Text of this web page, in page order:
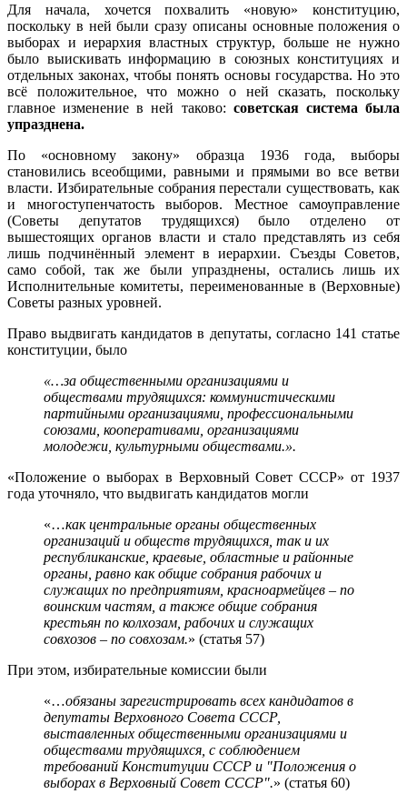
Для начала, хочется похвалить «новую» конституцию,
поскольку в ней были сразу описаны основные положения о
выборах и иерархия властных структур, больше не нужно
было выискивать информацию в союзных конституциях и
отдельных законах, чтобы понять основы государства. Но это
всё положительное, что можно о ней сказать, поскольку
главное изменение в ней таково: советская система была
упразднена.
По «основному закону» образца 1936 года, выборы
становились всеобщими, равными и прямыми во все ветви
власти. Избирательные собрания перестали существовать, как
и многоступенчатость выборов. Местное самоуправление
(Советы депутатов трудящихся) было отделено от
вышестоящих органов власти и стало представлять из себя
лишь подчинённый элемент в иерархии. Съезды Советов,
само собой, так же были упразднены, остались лишь их
Исполнительные комитеты, переименованные в (Верховные)
Советы разных уровней.
Право выдвигать кандидатов в депутаты, согласно 141 статье
конституции, было
«…за общественными организациями и
обществами трудящихся: коммунистическими
партийными организациями, профессиональными
союзами, кооперативами, организациями
молодежи, культурными обществами.».
«Положение о выборах в Верховный Совет СССР» от 1937
года уточняло, что выдвигать кандидатов могли
«…как центральные органы общественных
организаций и обществ трудящихся, так и их
республиканские, краевые, областные и районные
органы, равно как общие собрания рабочих и
служащих по предприятиям, красноармейцев – по
воинским частям, а также общие собрания
крестьян по колхозам, рабочих и служащих
совхозов – по совхозам.» (статья 57)
При этом, избирательные комиссии были
«…обязаны зарегистрировать всех кандидатов в
депутаты Верховного Совета СССР,
выставленных общественными организациями и
обществами трудящихся, с соблюдением
требований Конституции СССР и "Положения о
выборах в Верховный Совет СССР".» (статья 60)